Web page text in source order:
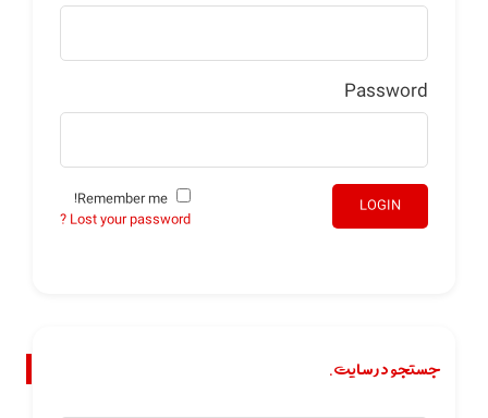
Password
LOGIN
Lost your password ?
جستجو در سایت.